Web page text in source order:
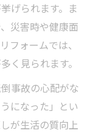
げられます。ま
災害時や健康面
フォームでは、
く見られます。
事故の心配がな
になった」とい
が生活の質向上